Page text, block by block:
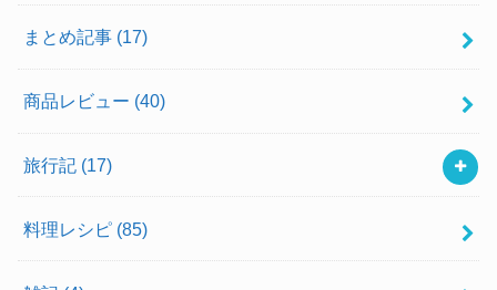
まとめ記事 (17)
商品レビュー (40)
旅行記 (17)
料理レシピ (85)